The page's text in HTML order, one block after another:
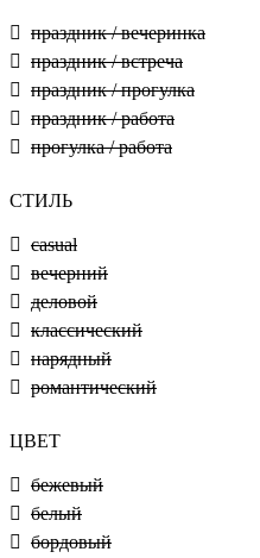
праздник / вечеринка
праздник / встреча
праздник / прогулка
праздник / работа
прогулка / работа
СТИЛЬ
casual
вечерний
деловой
классический
нарядный
романтический
ЦВЕТ
бежевый
белый
бордовый